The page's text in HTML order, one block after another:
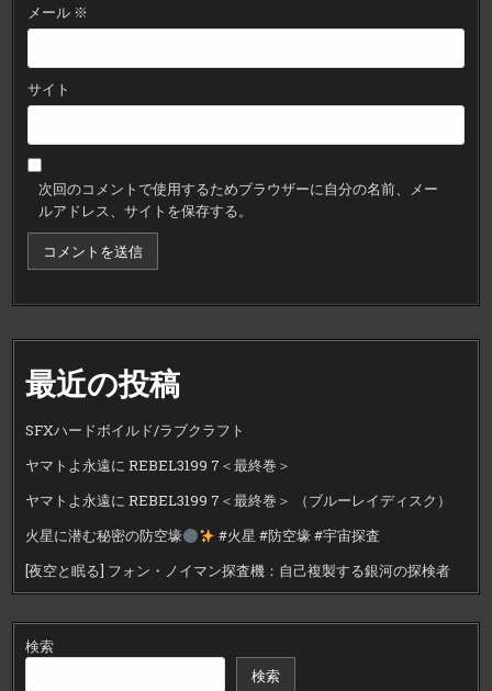
メール ※
サイト
次回のコメントで使用するためブラウザーに自分の名前、メー
ルアドレス、サイトを保存する。
最近の投稿
SFXハードボイルド/ラブクラフト
ヤマトよ永遠に REBEL3199 7＜最終巻＞
ヤマトよ永遠に REBEL3199 7＜最終巻＞ （ブルーレイディスク）
火星に潜む秘密の防空壕
#火星 #防空壕 #宇宙探査
[夜空と眠る] フォン・ノイマン探査機：自己複製する銀河の探検者
検索
検索